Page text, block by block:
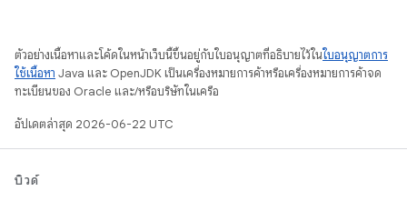
ตัวอย่างเนื้อหาและโค้ดในหน้าเว็บนี้ขึ้นอยู่กับใบอนุญาตที่อธิบายไว้ในใบอนุญาตการ
ใช้เนื้อหา Java และ OpenJDK เป็นเครื่องหมายการค้าหรือเครื่องหมายการค้าจด
ทะเบียนของ Oracle และ/หรือบริษัทในเครือ
อัปเดตล่าสุด 2026-06-22 UTC
บิวด์